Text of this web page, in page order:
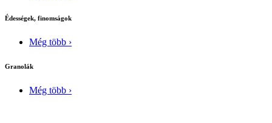
Édességek, finomságok
Még több ›
Granolák
Még több ›